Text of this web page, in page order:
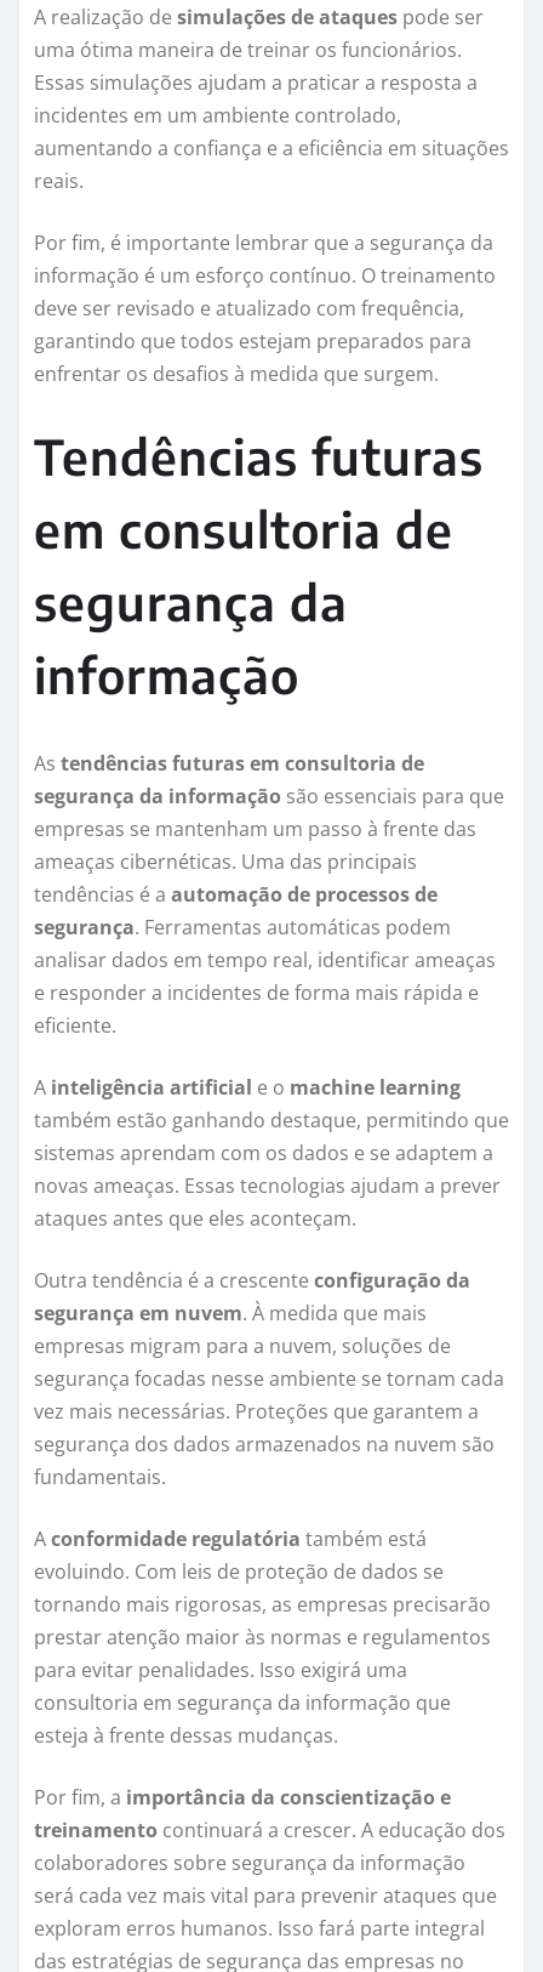
A realização de simulações de ataques pode ser
uma ótima maneira de treinar os funcionários.
Essas simulações ajudam a praticar a resposta a
incidentes em um ambiente controlado,
aumentando a confiança e a eficiência em situações
reais.
Por fim, é importante lembrar que a segurança da
informação é um esforço contínuo. O treinamento
deve ser revisado e atualizado com frequência,
garantindo que todos estejam preparados para
enfrentar os desafios à medida que surgem.
Tendências futuras
em consultoria de
segurança da
informação
As tendências futuras em consultoria de
segurança da informação são essenciais para que
empresas se mantenham um passo à frente das
ameaças cibernéticas. Uma das principais
tendências é a automação de processos de
segurança. Ferramentas automáticas podem
analisar dados em tempo real, identificar ameaças
e responder a incidentes de forma mais rápida e
eficiente.
A inteligência artificial e o machine learning
também estão ganhando destaque, permitindo que
sistemas aprendam com os dados e se adaptem a
novas ameaças. Essas tecnologias ajudam a prever
ataques antes que eles aconteçam.
Outra tendência é a crescente configuração da
segurança em nuvem. À medida que mais
empresas migram para a nuvem, soluções de
segurança focadas nesse ambiente se tornam cada
vez mais necessárias. Proteções que garantem a
segurança dos dados armazenados na nuvem são
fundamentais.
Aconformidade regulatória também está
evoluindo. Com leis de proteção de dados se
tornando mais rigorosas, as empresas precisarão
prestar atenção maior às normas e regulamentos
para evitar penalidades. Isso exigirá uma
consultoria em segurança da informação que
esteja à frente dessas mudanças.
Por fim, a importância da conscientização e
treinamento continuará a crescer. A educação dos
colaboradores sobre segurança da informação
será cada vez mais vital para prevenir ataques que
exploram erros humanos. Isso fará parte integral
das estratégias de segurança das empresas no